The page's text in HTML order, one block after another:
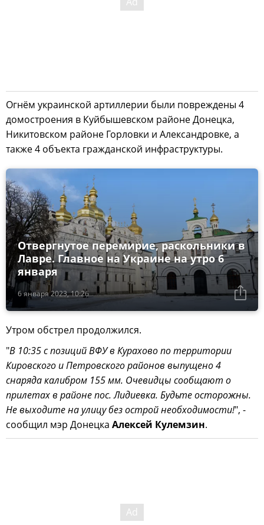
Огнём украинской артиллерии были повреждены 4
домостроения в Куйбышевском районе Донецка,
Никитовском районе Горловки и Александровке, а
также 4 объекта гражданской инфраструктуры.
6 января 2023, 10:26
Отвергнутое перемирие, раскольники в
Лавре. Главное на Украине на утро 6
января
Утром обстрел продолжился.
"В 10:35 с позиций ВФУ в Курахово по территории
Кировского и Петровского районов выпущено 4
снаряда калибром 155 мм. Очевидцы сообщают о
прилетах в районе пос. Лидиевка. Будьте осторожны.
Не выходите на улицу без острой необходимости!", -
сообщил мэр Донецка Алексей Кулемзин.